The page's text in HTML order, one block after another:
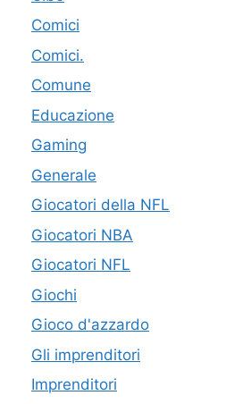
Comici
Comici.
Comune
Educazione
Gaming
Generale
Giocatori della NFL
Giocatori NBA
Giocatori NFL
Giochi
Gioco d'azzardo
Gli imprenditori
Imprenditori